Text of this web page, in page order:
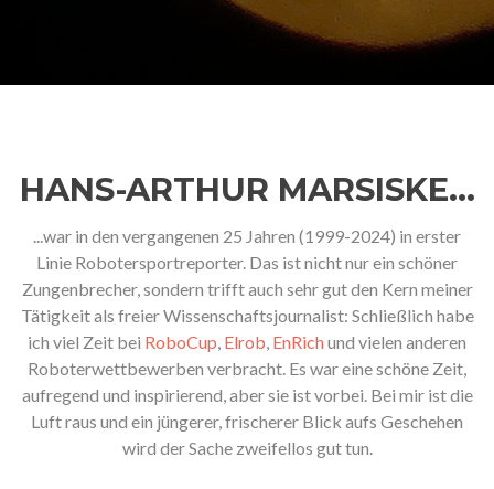
HANS-ARTHUR MARSISKE...
...war in den vergangenen 25 Jahren (1999-2024) in erster
Linie Robotersportreporter. Das ist nicht nur ein schöner
Zungenbrecher, sondern trifft auch sehr gut den Kern meiner
Tätigkeit als freier Wissenschaftsjournalist: Schließlich habe
ich viel Zeit bei RoboCup, Elrob, EnRichund vielen anderen
Roboterwettbewerben verbracht. Es war eine schöne Zeit,
aufregend und inspirierend, aber sie ist vorbei. Bei mir ist die
Luft raus und ein jüngerer, frischerer Blick aufs Geschehen
wird der Sache zweifellos gut tun.